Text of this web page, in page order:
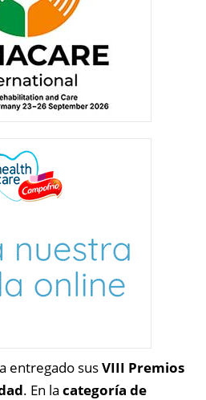
entregado susVIII Premios
. En la categoría de